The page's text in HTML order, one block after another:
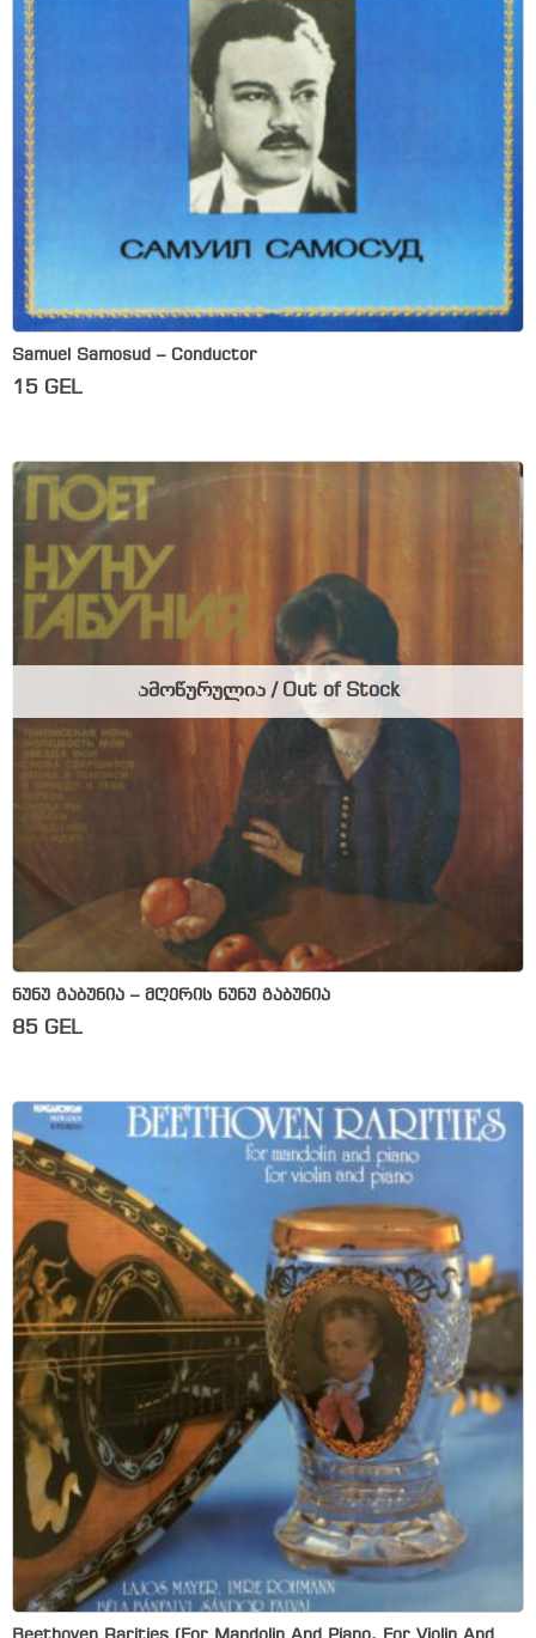
Samuel Samosud – Conductor
15 GEL
ნუნუ გაბუნია – მღერის ნუნუ გაბუნია
85 GEL
ამოწურულია / Out of Stock